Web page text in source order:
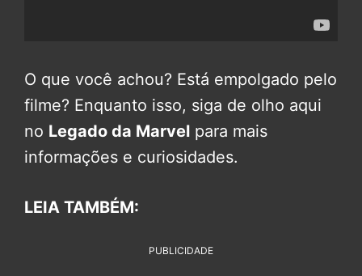
O que você achou? Está empolgado pelo
filme? Enquanto isso, siga de olho aqui
no Legado da Marvel para mais
informações e curiosidades.
LEIA TAMBÉM:
PUBLICIDADE